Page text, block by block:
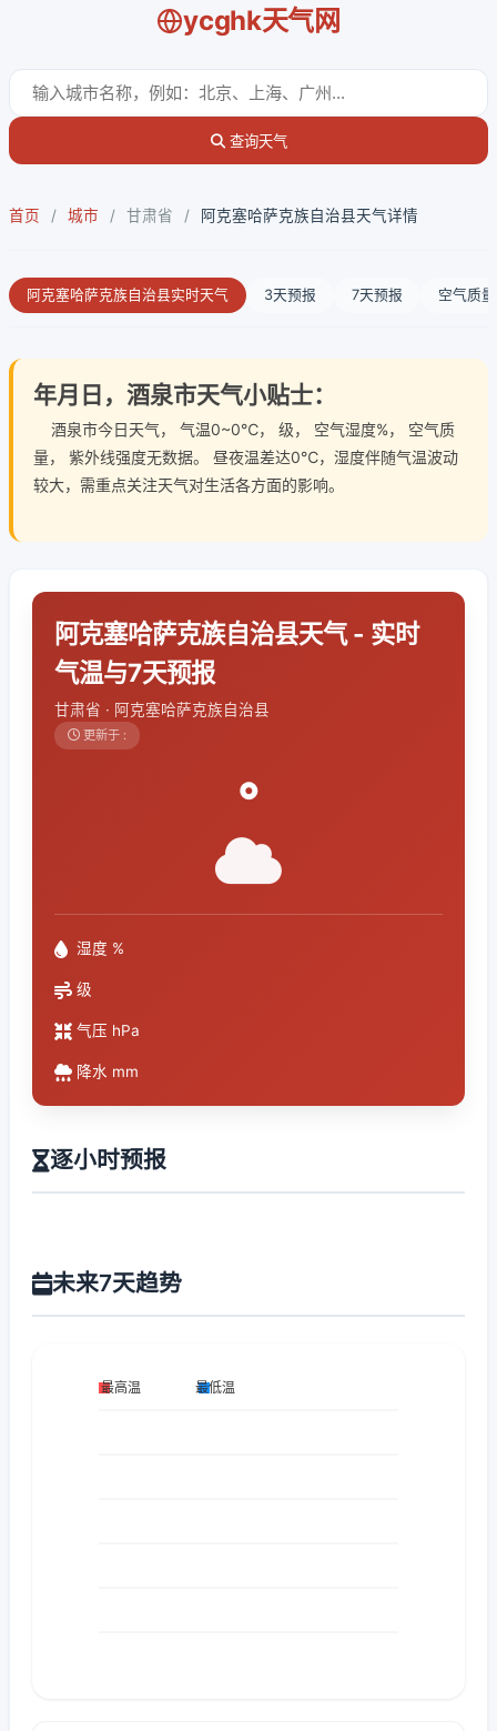
ycghk天气网
查询天气
首页 / 城市 / 甘肃省 / 阿克塞哈萨克族自治县天气详情
阿克塞哈萨克族自治县实时天气 3天预报 7天预报 空气质量
年月日，酒泉市天气小贴士：
酒泉市今日天气， 气温0~0℃， 级， 空气湿度%， 空气质
量， 紫外线强度无数据。 昼夜温差达0℃，湿度伴随气温波动
较大，需重点关注天气对生活各方面的影响。
阿克塞哈萨克族自治县天气 - 实时
气温与7天预报
甘肃省 · 阿克塞哈萨克族自治县
更新于 :
°
湿度 %
级
气压 hPa
降水 mm
逐小时预报
未来7天趋势